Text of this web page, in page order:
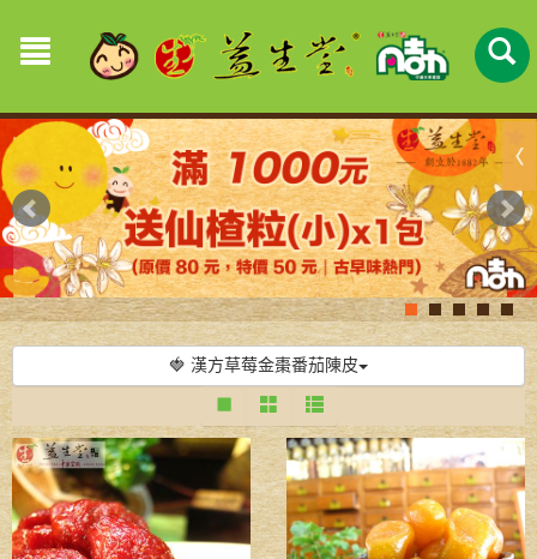
🍓 漢方草莓金棗番茄陳皮